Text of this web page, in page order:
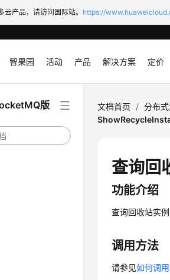
云产品，请访问国际站。 https://
智果园 活动 产品 解决方案 定价
版 文档首页 / 分布
查询回
功能介绍
查询回收站实例
调用方法
请参见如何调